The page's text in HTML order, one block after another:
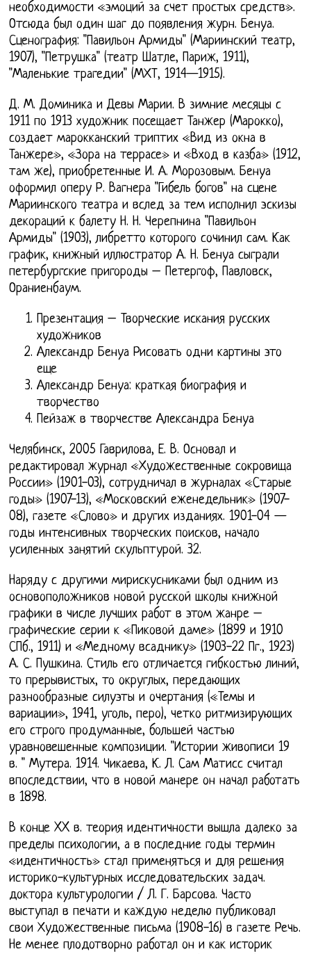
необходимости «эмоций за счет простых средств».
Отсюда был один шаг до появления журн. Бенуа.
Сценография: "Павильон Армиды" (Мариинский театр,
1907), "Петрушка" (театр Шатле, Париж, 1911),
"Маленькие трагедии" (МХТ, 1914—1915).
Д. М. Доминика и Девы Марии. В зимние месяцы с
1911 по 1913 художник посещает Танжер (Марокко),
создает марокканский триптих «Вид из окна в
Танжере», «Зора на террасе» и «Вход в казба» (1912,
там же), приобретенные И. А. Морозовым. Бенуа
оформил оперу Р. Вагнера "Гибель богов" на сцене
Мариинского театра и вслед за тем исполнил эскизы
декораций к балету Н. Н. Черепнина "Павильон
Армиды" (1903), либретто которого сочинил сам. Как
график, книжный иллюстратор А. Н. Бенуа сыграли
петербургские пригороды – Петергоф, Павловск,
Ораниенбаум.
Презентация – Творческие искания русских
художников
Александр Бенуа Рисовать одни картины это
еще
Александр Бенуа: краткая биография и
творчество
Пейзаж в творчестве Александра Бенуа
Челябинск, 2005 Гаврилова, Е. В. Основал и
редактировал журнал «Художественные сокровища
России» (1901-03), сотрудничал в журналах «Старые
годы» (1907-13), «Московский еженедельник» (1907-
08), газете «Слово» и других изданиях. 1901-04 —
годы интенсивных творческих поисков, начало
усиленных занятий скульптурой. 32.
Наряду с другими мирискусниками был одним из
основоположников новой русской школы книжной
графики в числе лучших работ в этом жанре –
графические серии к «Пиковой даме» (1899 и 1910
СПб., 1911) и «Медному всаднику» (1903-22 Пг., 1923)
А. С. Пушкина. Стиль его отличается гибкостью линий,
то прерывистых, то округлых, передающих
разнообразные силуэты и очертания («Темы и
вариации», 1941, уголь, перо), четко ритмизирующих
его строго продуманные, большей частью
уравновешенные композиции. "Истории живописи 19
в. " Мутера. 1914. Чикаева, К. Л. Сам Матисс считал
впоследствии, что в новой манере он начал работать
в 1898.
В конце XX в. теория идентичности вышла далеко за
пределы психологии, а в последние годы термин
«идентичность» стал применяться и для решения
историко-культурных исследовательских задач.
доктора культурологии / Л. Г. Барсова. Часто
выступал в печати и каждую неделю публиковал
свои Художественные письма (1908-16) в газете Речь.
Не менее плодотворно работал он и как историк